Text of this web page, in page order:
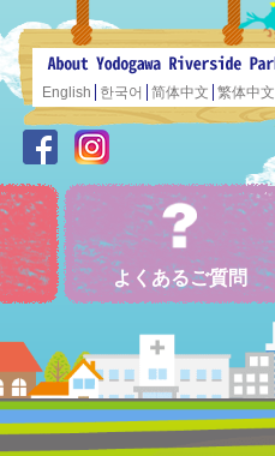
English 한국어 简体中文 繁体中文
よくあるご質問